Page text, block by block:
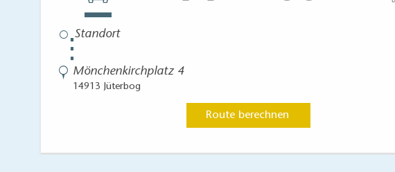
⋮
Mönchenkirchplatz 4
14913 Jüterbog
Route berechnen